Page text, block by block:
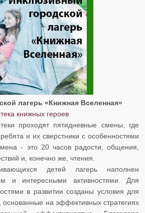
лагерь «Книжная Вселенная»
книжных героев
проходят пятидневные смены, где
и их сверстники с особенностями
- это 20 часов радости, общения,
и, конечно же, чтения.
детей лагерь наполнен
и интересными активностями. Для
в развитии созданы условия для
основанные на эффективных стратегиях